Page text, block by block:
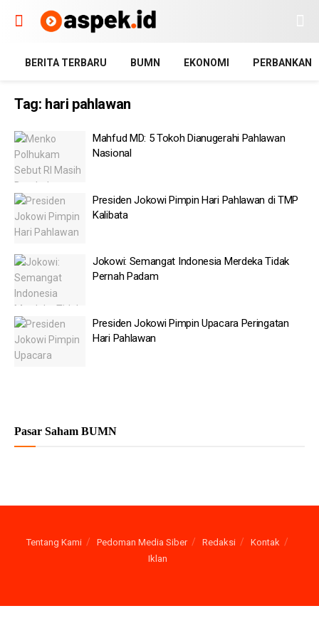
BERITA TERBARU BUMN EKONOMI PERBANKAN
Tag: hari pahlawan
Mahfud MD: 5 Tokoh Dianugerahi Pahlawan
Nasional
Presiden Jokowi Pimpin Hari Pahlawan di TMP
Kalibata
Jokowi: Semangat Indonesia Merdeka Tidak
Pernah Padam
Presiden Jokowi Pimpin Upacara Peringatan
Hari Pahlawan
Pasar Saham BUMN
Tentang Kami Pedoman Media Siber Redaksi
Kontak
Iklan